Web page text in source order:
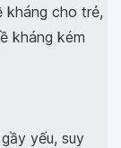
kháng cho trẻ,
kháng kém
yếu, suy